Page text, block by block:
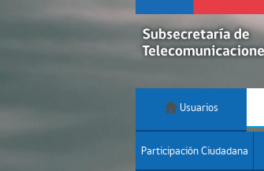
Usuarios
Participación Ciudadana